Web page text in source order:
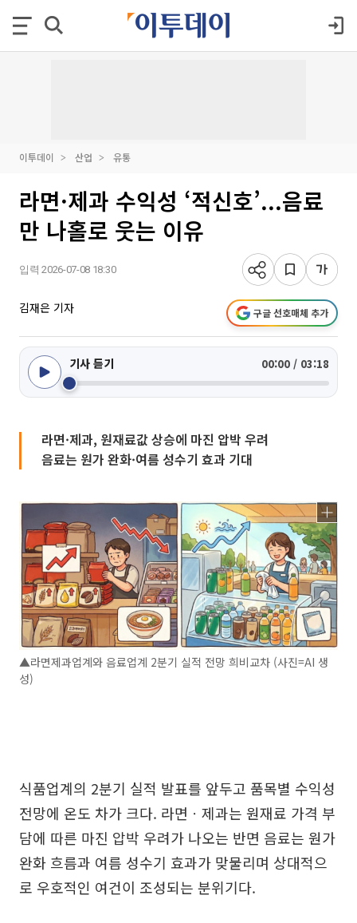
이투데이 산업 유통
라면·제과 수익성 ‘적신호’...음료
만 나홀로 웃는 이유
입력 2026-07-08 18:30
김재은 기자 구글 선호매체 추가
기사 듣기 00:00 / 03:18
라면·제과, 원재료값 상승에 마진 압박 우려
음료는 원가 완화·여름 성수기 효과 기대
▲라면제과업계와 음료업계 2분기 실적 전망 희비교차 (사진=AI 생
성)
식품업계의 2분기 실적 발표를 앞두고 품목별 수익성
전망에 온도 차가 크다. 라면ㆍ제과는 원재료 가격 부
담에 따른 마진 압박 우려가 나오는 반면 음료는 원가
완화 흐름과 여름 성수기 효과가 맞물리며 상대적으
로 우호적인 여건이 조성되는 분위기다.